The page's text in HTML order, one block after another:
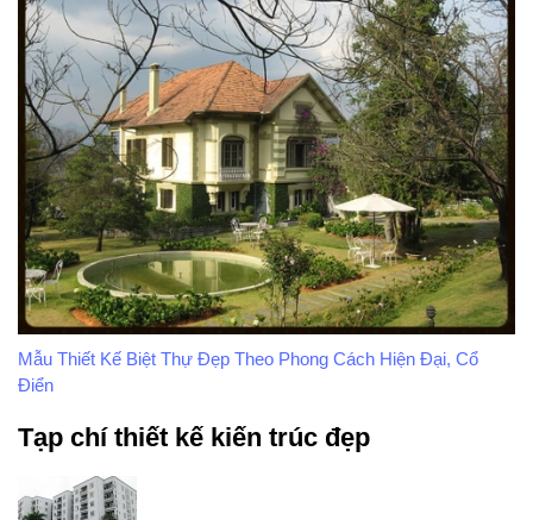
Mẫu Thiết Kế Biệt Thự Đẹp Theo Phong Cách Hiện Đại, Cổ
Điển
Tạp chí thiết kế kiến trúc đẹp